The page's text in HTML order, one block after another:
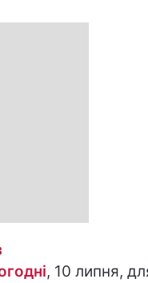
, 10 липня,